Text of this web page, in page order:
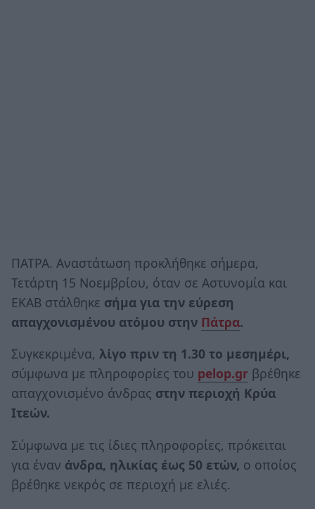
ΠΑΤΡΑ. Αναστάτωση προκλήθηκε σήμερα,
Τετάρτη 15 Νοεμβρίου, όταν σε Αστυνομία και
ΕΚΑΒ στάλθηκε σήμα για την εύρεση
απαγχονισμένου ατόμου στην Πάτρα.
Συγκεκριμένα, λίγο πριν τη 1.30 το μεσημέρι,
σύμφωνα με πληροφορίες του pelop.gr βρέθηκε
απαγχονισμένο άνδρας στην περιοχή Κρύα
Ιτεών.
Σύμφωνα με τις ίδιες πληροφορίες, πρόκειται
για έναν άνδρα, ηλικίας έως 50 ετών, ο οποίος
βρέθηκε νεκρός σε περιοχή με ελιές.